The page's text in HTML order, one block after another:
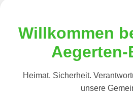
Wahlen/
Willkommen
Aegerten-
Heimat. Sicherheit.
unsere